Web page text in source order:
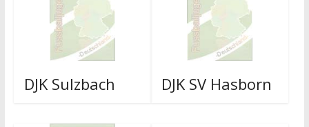
DJK Sulzbach DJK SV Hasborn